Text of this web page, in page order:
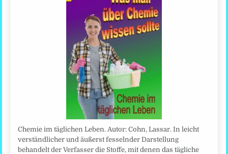
Chemie im täglichen Leben. Autor: Cohn, Lassar. In leicht
verständlicher und äußerst fesselnder Darstellung
behandelt der Verfasser die Stoffe, mit denen das tägliche